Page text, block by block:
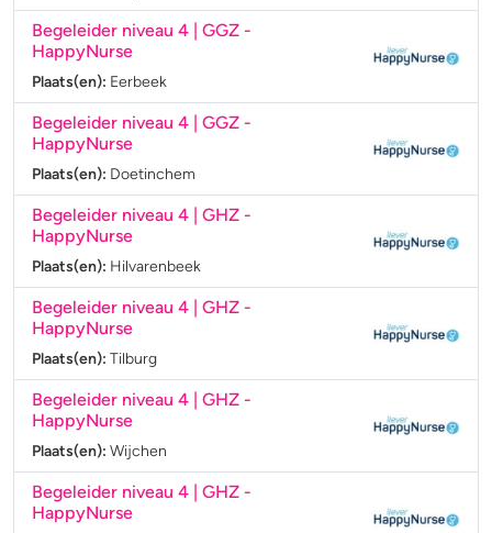
Begeleider niveau 4 | GGZ -
HappyNurse
Plaats(en): Eerbeek
Begeleider niveau 4 | GGZ -
HappyNurse
Plaats(en): Doetinchem
Begeleider niveau 4 | GHZ -
HappyNurse
Plaats(en): Hilvarenbeek
Begeleider niveau 4 | GHZ -
HappyNurse
Plaats(en): Tilburg
Begeleider niveau 4 | GHZ -
HappyNurse
Plaats(en): Wijchen
Begeleider niveau 4 | GHZ -
HappyNurse